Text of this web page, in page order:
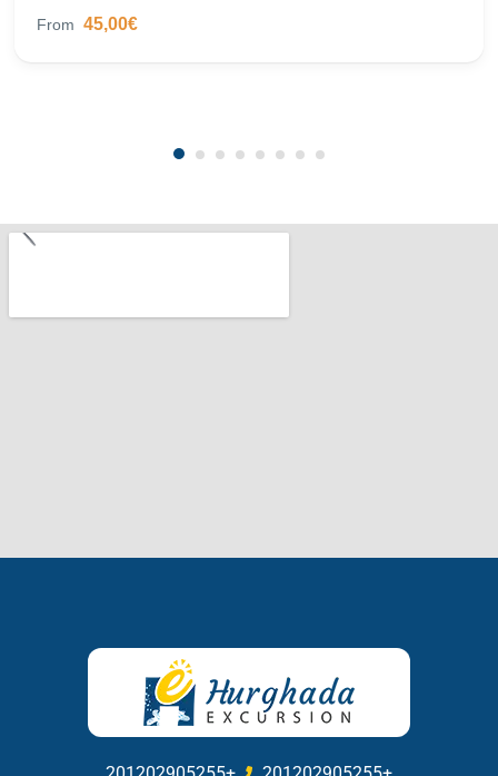
From 45,00€